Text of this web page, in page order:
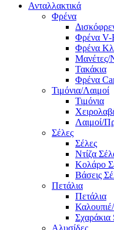
Ανταλλακτικά
Φρένα
Φρένα V-
Φρένα
Μανέτες/
Τακάκια
Φρένα
Τιμόνια/Λαιμοί
Τιμόνια
Λαιμοί/
Σέλες
Σέλες
Ντίζα
Κολάρο
Βάσεις
Πετάλια
Πετάλια
Σχαράκια
Αλυσίδες